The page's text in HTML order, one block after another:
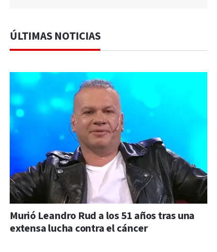
ÚLTIMAS NOTICIAS
Murió Leandro Rud a los 51 años tras una
extensa lucha contra el cáncer